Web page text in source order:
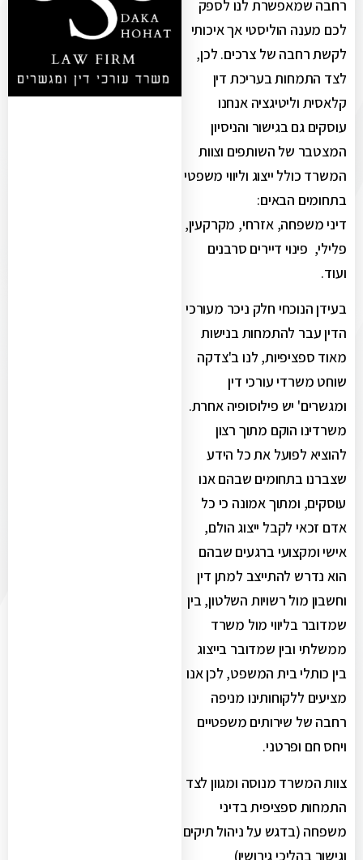
רחבה שמאפשרת לנו לספק
לכם מענה הוליסטי אך איכותי
לקשת רחבה של צרכים. לכן,
לצד התמחות בעריכת דין
קלאסית וליטיגציה אנחנו
עוסקים גם בגישור והניסיון
המצטבר של השותפים וצוות
המשרד כולל ייצוג וליווי משפטי
בתחומים הבאים:
דיני משפחה, אזרחי, מקרקעין,
פלילי, פינוי דיירים סרבנים
ועוד.
בעידן הנוכחי חלק ניכר מעורכי
הדין עבר להתמחות בנישות
מאוד ספציפיות, לנו ב'צדקה
שוחט משרדי עורכי דין
ומגשרים' יש פילוסופיה אחרת.
משרדינו הוקם מתוך רצון
להוציא לפועל את כל הידע
שצברנו בתחומים שבהם אנו
עוסקים, ומתוך אמונה כי כל
אדם זכאי לקבל ייצוג הולם,
אישי ומקצועי ברגעים שבהם
הוא נדרש להתייצב למתן דין
וחשבון מול רשויות השלטון, בין
שמדובר בליווי מול משרד
ממשלתי ובין שמדובר בייצוג
בין כותלי בית המשפט, לכן אנו
מציעים ללקוחותינו מניפה
רחבה של שירותים משפטיים
ויחס חם ופרטני.
צוות המשרד מנוסה ומגוון לצד
התמחות ספציפית בדיני
משפחה (בדגש על ניהול תיקים
וגישור בהליכי גירושין)